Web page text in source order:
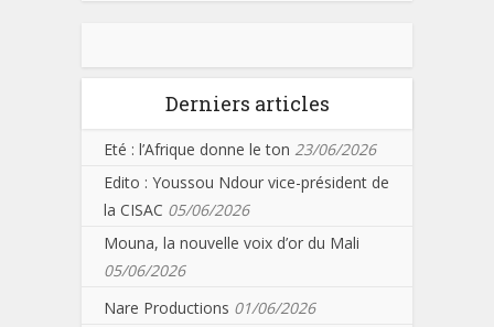
Derniers articles
Eté : l’Afrique donne le ton 23/06/2026
Edito : Youssou Ndour vice-président de
la CISAC 05/06/2026
Mouna, la nouvelle voix d’or du Mali
05/06/2026
Nare Productions 01/06/2026